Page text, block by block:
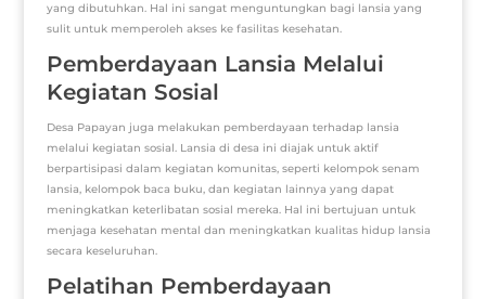
yang dibutuhkan. Hal ini sangat menguntungkan bagi lansia yang
sulit untuk memperoleh akses ke fasilitas kesehatan.
Pemberdayaan Lansia Melalui
Kegiatan Sosial
Desa Papayan juga melakukan pemberdayaan terhadap lansia
melalui kegiatan sosial. Lansia di desa ini diajak untuk aktif
berpartisipasi dalam kegiatan komunitas, seperti kelompok senam
lansia, kelompok baca buku, dan kegiatan lainnya yang dapat
meningkatkan keterlibatan sosial mereka. Hal ini bertujuan untuk
menjaga kesehatan mental dan meningkatkan kualitas hidup lansia
secara keseluruhan.
Pelatihan Pemberdayaan